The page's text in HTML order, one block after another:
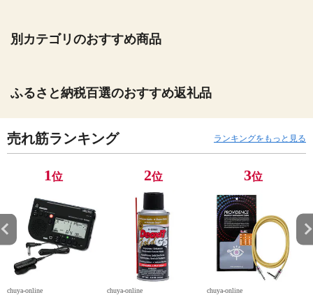
別カテゴリのおすすめ商品
ふるさと納税百選のおすすめ返礼品
売れ筋ランキング ランキングをもっと見る
1位
chuya-online
2位
chuya-online
3位
chuya-online